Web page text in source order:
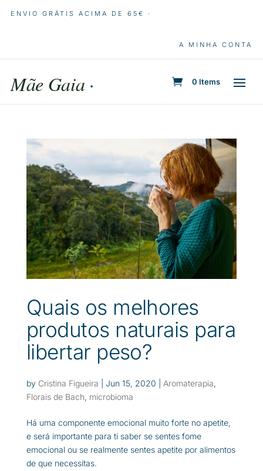
ENVIO GRÁTIS ACIMA DE 65€ ·
A MINHA CONTA
Mãe Gaia · 0 Items
Quais os melhores
produtos naturais para
libertar peso?
by Cristina Figueira Jun 15, 2020 Aromaterapia,
Florais de Bach, microbioma
Há uma componente emocional muito forte no apetite,
e será importante para ti saber se sentes fome
emocional ou se realmente sentes apetite por alimentos
de que necessitas.